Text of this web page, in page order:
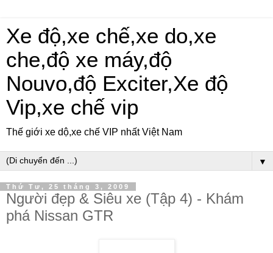
Xe độ,xe chế,xe do,xe
che,độ xe máy,độ
Nouvo,độ Exciter,Xe độ
Vip,xe chế vip
Thế giới xe dộ,xe chế VIP nhất Việt Nam
▼
Thứ Tư, 25 tháng 3, 2009
Người đẹp & Siêu xe (Tập 4) - Khám
phá Nissan GTR